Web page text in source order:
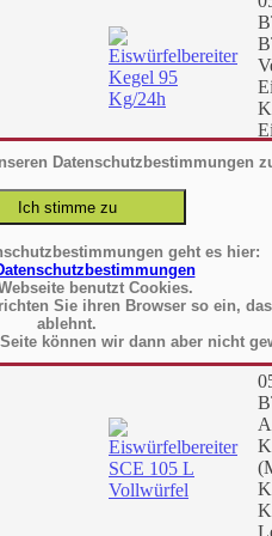
Datenschutzbestimmungen
geht es hier:
benutzt Cookies.
Sie ihren Browser so ein,
ablehnt.
können wir dann aber nicht